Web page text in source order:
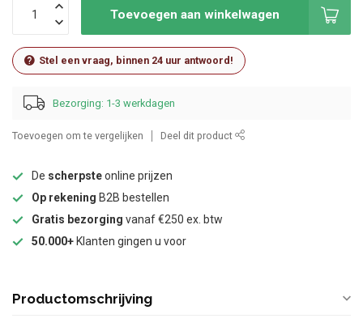
Toevoegen aan winkelwagen
Stel een vraag, binnen 24 uur antwoord!
Bezorging: 1-3 werkdagen
Toevoegen om te vergelijken Deel dit product
De scherpsteonline prijzen
Op rekening B2B bestellen
Gratis bezorging vanaf €250 ex. btw
50.000+ Klanten gingen u voor
Productomschrijving